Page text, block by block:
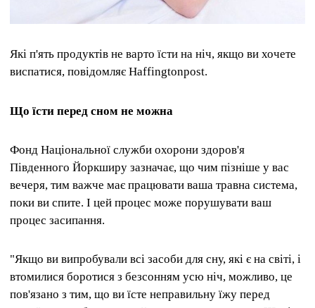
Які п'ять продуктів не варто їсти на ніч, якщо ви хочете
виспатися, повідомляє Haffingtonpost.
Що їсти перед сном не можна
Фонд Національної служби охорони здоров'я
Південного Йоркширу зазначає, що чим пізніше у вас
вечеря, тим важче має працювати ваша травна система,
поки ви спите. І цей процес може порушувати ваш
процес засипання.
"Якщо ви випробували всі засоби для сну, які є на світі, і
втомилися боротися з безсонням усю ніч, можливо, це
пов'язано з тим, що ви їсте неправильну їжу перед